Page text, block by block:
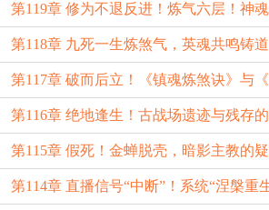
程！
第119章 修为不退反进！炼气六层！神魂
第118章 九死一生炼煞气，英魂共鸣铸道
第117章 破而后立！《镇魂炼煞诀》与
第116章 绝地逢生！古战场遗迹与残存的
第115章 假死！金蝉脱壳，暗影主教的
第114章 直播信号“中断”！系统“涅槃重